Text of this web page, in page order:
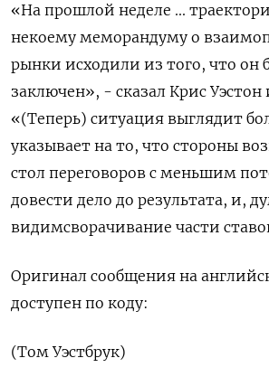
«На прошлой неделе ...
некоему меморандуму о
рынки исходили из того, что он
заключен», - сказал Крис ​Уэстон
«(Теперь) ситуация выглядит
указывает на то, что стороны
стол переговоров с меньшим
довести ‌дело до результата, и,
видимсворачивание части
Оригинал сообщения на
доступен по коду:
(Том Уэстбрук)